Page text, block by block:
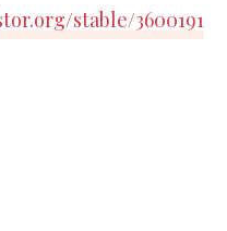
stable/3600191